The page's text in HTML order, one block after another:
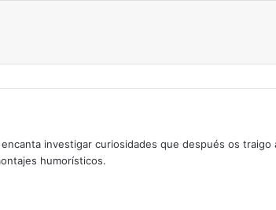
investigar curiosidades que después os
humorísticos.